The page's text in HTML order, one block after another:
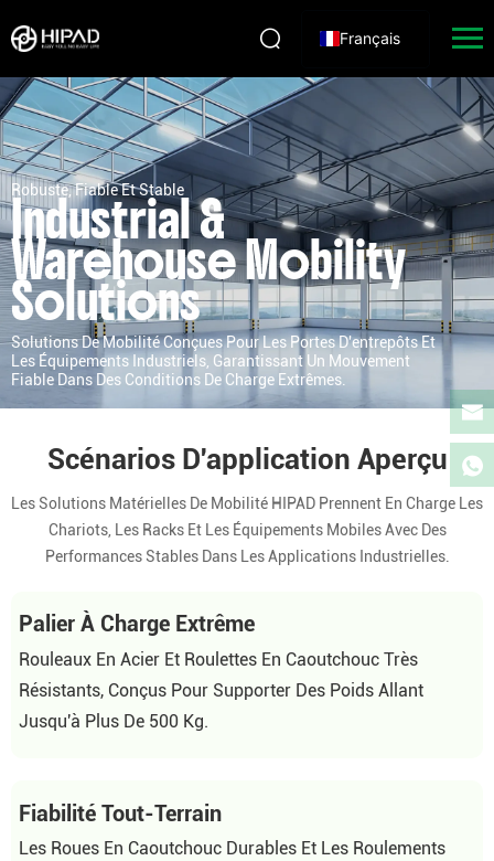
Français
Robuste, Fiable Et Stable
Industrial &
Warehouse Mobility
Solutions
Solutions De Mobilité Conçues Pour Les Portes D'entrepôts Et
Les Équipements Industriels, Garantissant Un Mouvement
Fiable Dans Des Conditions De Charge Extrêmes.
Scénarios D'application Aperçu
Les Solutions Matérielles De Mobilité HIPAD Prennent En Charge Les
Chariots, Les Racks Et Les Équipements Mobiles Avec Des
Performances Stables Dans Les Applications Industrielles.
Palier À Charge Extrême
Rouleaux En Acier Et Roulettes En Caoutchouc Très
Résistants, Conçus Pour Supporter Des Poids Allant
Jusqu'à Plus De 500 Kg.
Fiabilité Tout-Terrain
Les Roues En Caoutchouc Durables Et Les Roulements